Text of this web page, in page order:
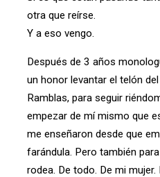
otra que reírse.
Y a eso vengo.
Después de 3 años
un honor levantar el telón
Ramblas, para seguir
empezar de mí mismo que
me enseñaron desde que
farándula. Pero también
rodea. De todo. De mi mujer.